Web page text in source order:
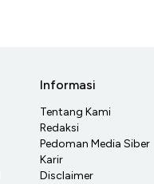
Informasi
Tentang Kami
Redaksi
Pedoman Media Siber
Karir
Disclaimer